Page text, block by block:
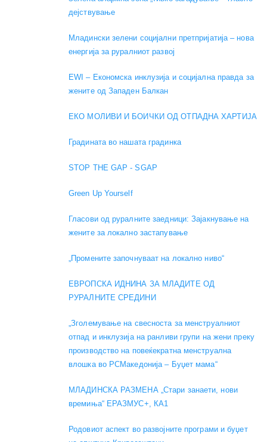
дејствување
Младински зелени социјални претпријатија – нова
енергија за руралниот развој
EWI – Економска инклузија и социјална правда за
жените од Западен Балкан
ЕКО МОЛИВИ И БОИЧКИ ОД ОТПАДНА ХАРТИЈА
Градината во нашата градинка
STOP THE GAP - SGAP
Green Up Yourself
Гласови од руралните заедници: Зајакнување на
жените за локално застапување
„Промените започнуваат на локално ниво“
ЕВРОПСКА ИДНИНА ЗА МЛАДИТЕ ОД
РУРАЛНИТЕ СРЕДИНИ
„Зголемување на свесноста за менструалниот
отпад и инклузија на ранливи групи на жени преку
производство на повеќекратна менструална
влошка во РСМакедонија – Буџет мама“
МЛАДИНСКА РАЗМЕНА „Стари занаети, нови
времиња“ ЕРАЗМУС+, КА1
Родовиот аспект во развојните програми и буџет